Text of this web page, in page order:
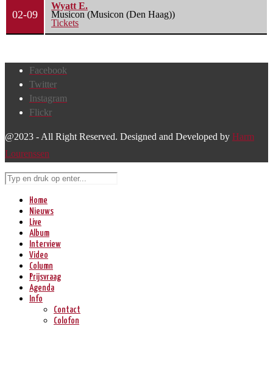
02-09
Wyatt E.
Musicon (Musicon (Den Haag))
Tickets
Facebook
Twitter
Instagram
Flickr
@2023 - All Right Reserved. Designed and Developed by Harm
Lourenssen
Home
Nieuws
Live
Album
Interview
Video
Column
Prijsvraag
Agenda
Info
Contact
Colofon